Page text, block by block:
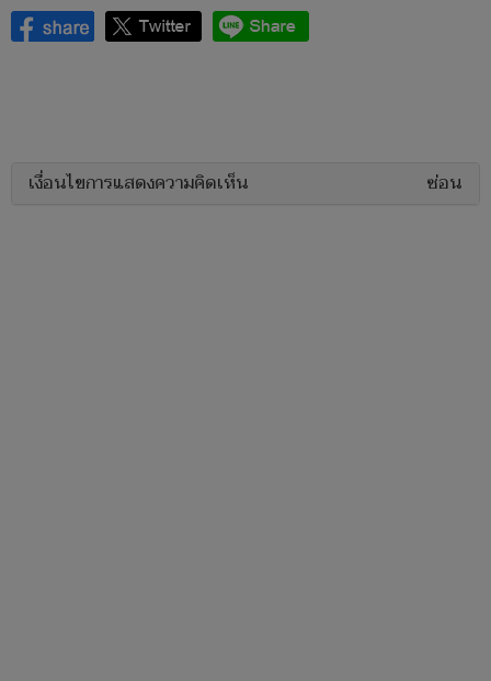
เงื่อนไขการแสดงความคิดเห็น ซ่อน